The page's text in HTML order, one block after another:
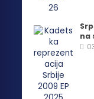
na